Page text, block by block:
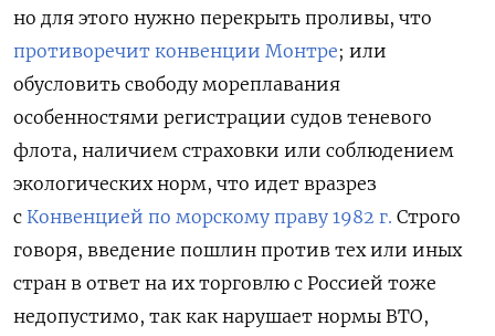
но для этого нужно перекрыть проливы, что
противоречит конвенции Монтре; или
обусловить свободу мореплавания
особенностями регистрации судов теневого
флота, наличием страховки или соблюдением
экологических норм, что идет вразрез
с Конвенцией по морскому праву 1982 г. Строго
говоря, введение пошлин против тех или иных
стран в ответ на их торговлю с Россией тоже
недопустимо, так как нарушает нормы ВТО,